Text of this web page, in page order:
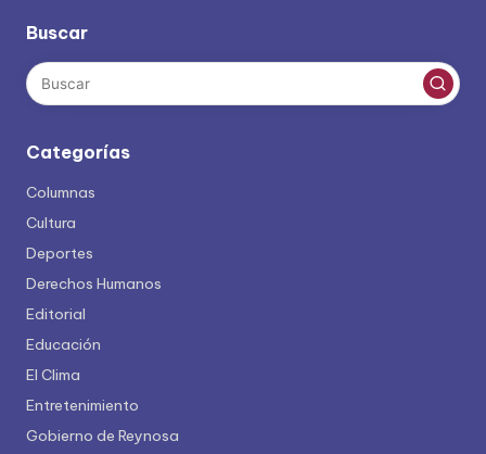
Buscar
Categorías
Columnas
Cultura
Deportes
Derechos Humanos
Editorial
Educación
El Clima
Entretenimiento
Gobierno de Reynosa